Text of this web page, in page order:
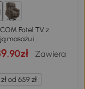
Fotel TV z
masażu i
Elektryczny
pilot,
kieszenie, Szary
,90zł
Zawiera
od 659 zł